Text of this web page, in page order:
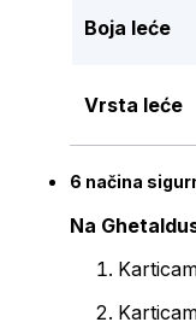
Boja leće
Vrsta leće
6 načina
Na